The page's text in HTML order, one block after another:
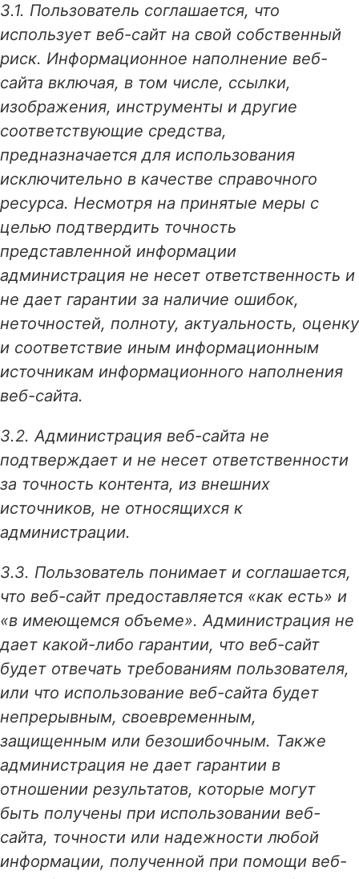
3.1. Пользователь соглашается, что
использует веб-сайт на свой собственный
риск. Информационное наполнение веб-
сайта включая, в том числе, ссылки,
изображения, инструменты и другие
соответствующие средства,
предназначается для использования
исключительно в качестве справочного
ресурса. Несмотря на принятые меры с
целью подтвердить точность
представленной информации
администрация не несет ответственность и
не дает гарантии за наличие ошибок,
неточностей, полноту, актуальность, оценку
и соответствие иным информационным
источникам информационного наполнения
веб-сайта.
3.2. Администрация веб-сайта не
подтверждает и не несет ответственности
за точность контента, из внешних
источников, не относящихся к
администрации.
3.3. Пользователь понимает и соглашается,
что веб-сайт предоставляется «как есть» и
«в имеющемся объеме». Администрация не
дает какой-либо гарантии, что веб-сайт
будет отвечать требованиям пользователя,
или что использование веб-сайта будет
непрерывным, своевременным,
защищенным или безошибочным. Также
администрация не дает гарантии в
отношении результатов, которые могут
быть получены при использовании веб-
сайта, точности или надежности любой
информации, полученной при помощи веб-